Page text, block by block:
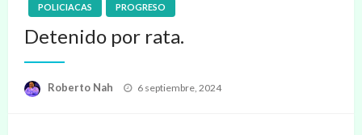
POLICIACAS PROGRESO
Detenido por rata.
Roberto Nah
Publicado
6 septiembre, 2024